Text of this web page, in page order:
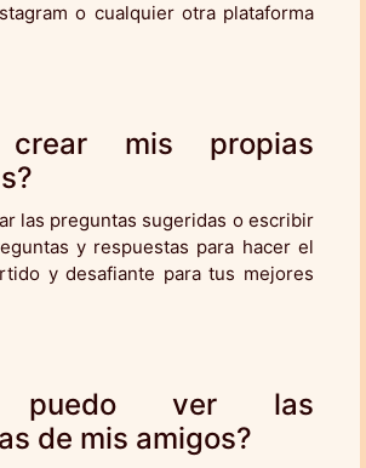
o cualquier otra plataforma
crear mis propias
las preguntas sugeridas o escribir
y respuestas para hacer el
y desafiante para tus mejores
puedo ver las
de mis amigos?